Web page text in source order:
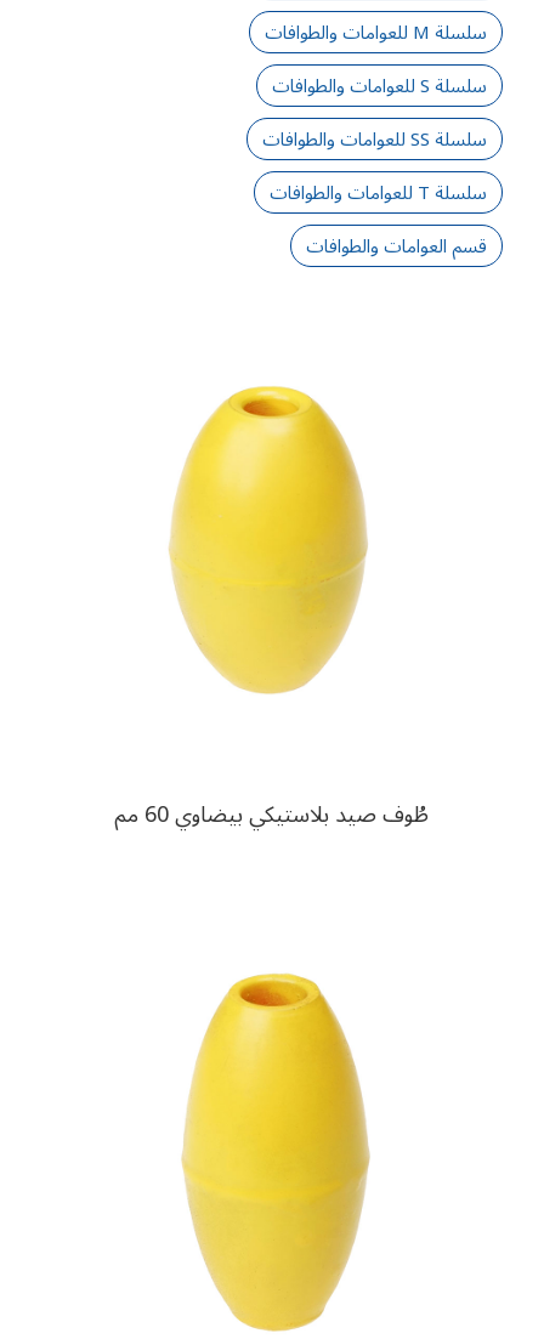
سلسلة M للعوامات والطوافات
سلسلة S للعوامات والطوافات
سلسلة SS للعوامات والطوافات
سلسلة T للعوامات والطوافات
قسم العوامات والطوافات
طُوف صيد بلاستيكي بيضاوي 60 مم